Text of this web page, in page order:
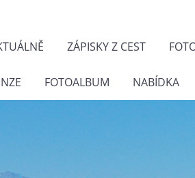
ZÁPISKY Z CEST
FOTOALBUM NABÍDKA